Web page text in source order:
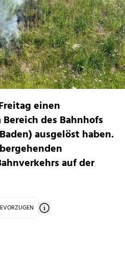
einen
des Bahnhofs
ausgelöst haben.
auf der